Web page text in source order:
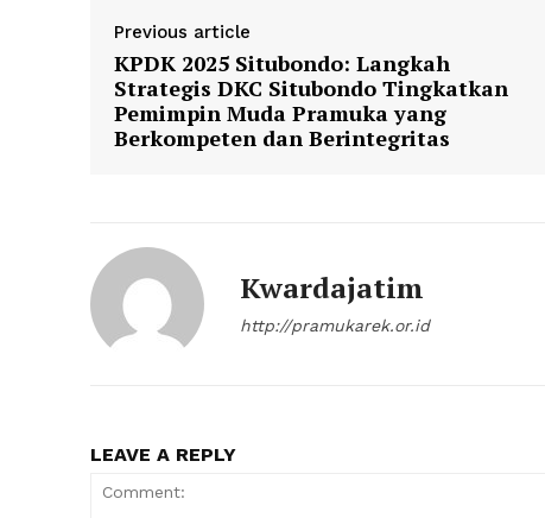
Previous article
KPDK 2025 Situbondo: Langkah
Strategis DKC Situbondo Tingkatkan
Pemimpin Muda Pramuka yang
Berkompeten dan Berintegritas
Kwardajatim
http://pramukarek.or.id
LEAVE A REPLY